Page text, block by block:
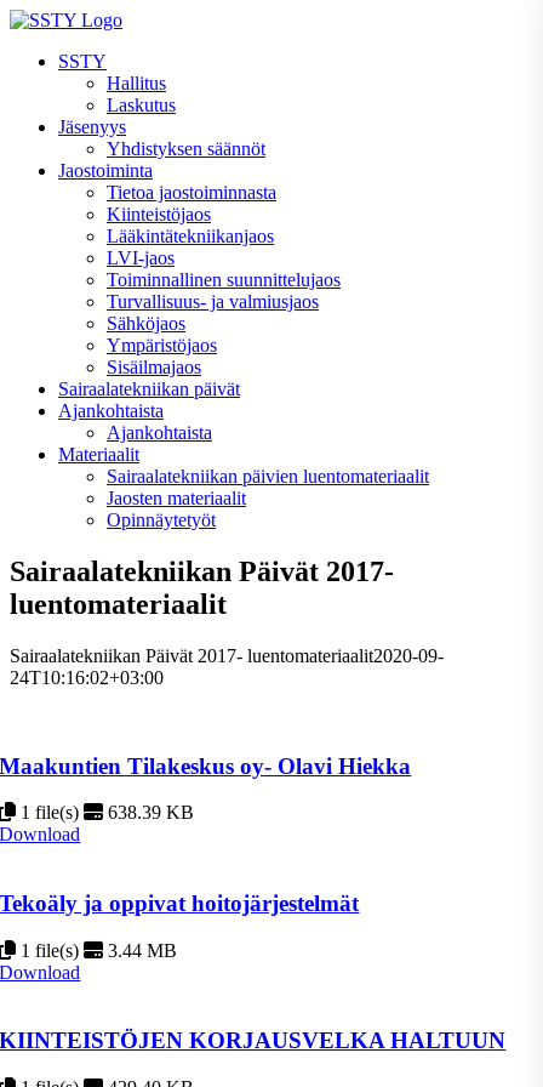
Skip
contentSSTY
Hallitus
Laskutus
Jäsenyys
Yhdistyksen säännöt
Jaostoiminta
Tietoa jaostoiminnasta
Kiinteistöjaos
Lääkintätekniikanjaos
LVI-jaos
Toiminnallinen suunnittelujaos
Turvallisuus- ja valmiusjaos
Sähköjaos
Ympäristöjaos
Sisäilmajaos
Sairaalatekniikan päivät
Ajankohtaista
Ajankohtaista
Materiaalit
Sairaalatekniikan päivien luentomateriaalit
Jaosten materiaalit
Opinnäytetyöt
Sairaalatekniikan Päivät 2017-
luentomateriaalit
Sairaalatekniikan Päivät 2017- luentomateriaalit2020-09-
24T10:16:02+03:00
Maakuntien Tilakeskus oy- Olavi Hiekka
1 file(s)
638.39 KB
Download
Tekoäly ja oppivat hoitojärjestelmät
1 file(s)
3.44 MB
Download
KIINTEISTÖJEN KORJAUSVELKA HALTUUN